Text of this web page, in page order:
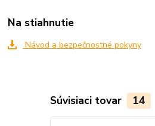
Na stiahnutie
Návod a bezpečnostné pokyny
Súvisiaci tovar 14